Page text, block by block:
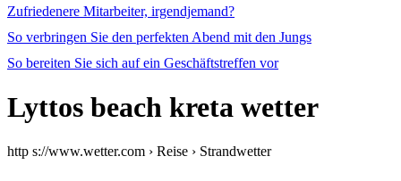
Zufriedenere Mitarbeiter, irgendjemand?
So verbringen Sie den perfekten Abend mit den Jungs
So bereiten Sie sich auf ein Geschäftstreffen vor
Lyttos beach kreta wetter
http s://www.wetter.com › Reise › Strandwetter